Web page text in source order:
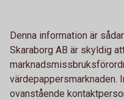
Denna information är
Skaraborg AB är skyldig
värdepappersmarknaden.
ovanstående